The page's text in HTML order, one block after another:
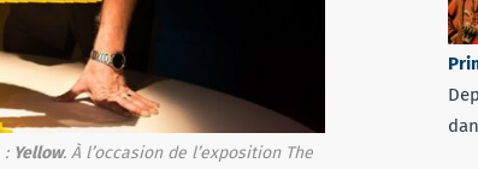
: Yellow. À l’occasion de l’exposition The